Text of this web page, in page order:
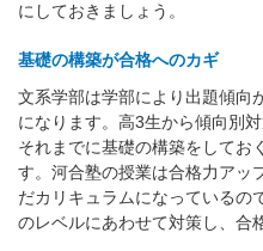
にしておきましょう。
基礎の構築が合格へのカギ
文系学部は学部により出題傾向
になります。高3生から傾向別
それまでに基礎の構築をしてお
す。河合塾の授業は合格力アッ
だカリキュラムになっているの
のレベルにあわせて対策し、合